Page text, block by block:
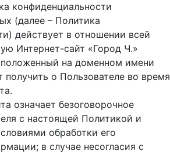
конфиденциальности
(далее – Политика
действует в отношении всей
Интернет-сайт «Город Ч.»
на доменном имени
о Пользователе во время
означает безоговорочное
с настоящей Политикой и
обработки его
в случае несогласия с